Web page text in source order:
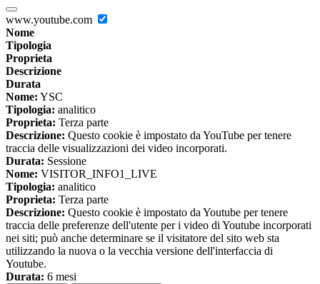
www.youtube.com
Nome
Tipologia
Proprieta
Descrizione
Durata
Nome: YSC
Tipologia: analitico
Proprieta: Terza parte
Descrizione: Questo cookie è impostato da YouTube per tenere
traccia delle visualizzazioni dei video incorporati.
Durata: Sessione
Nome: VISITOR_INFO1_LIVE
Tipologia: analitico
Proprieta: Terza parte
Descrizione: Questo cookie è impostato da Youtube per tenere
traccia delle preferenze dell'utente per i video di Youtube incorporati
nei siti; può anche determinare se il visitatore del sito web sta
utilizzando la nuova o la vecchia versione dell'interfaccia di
Youtube.
Durata: 6 mesi